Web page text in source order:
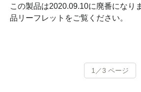
この製品は2020.09.10に廃番になり
品リーフレットをご覧ください。
1／3 ページ